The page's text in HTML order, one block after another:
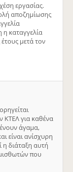
εργασίας.
αποζημίωσης
καταγγελία
μετά τον
ΚΤΕΛ για καθένα
άγαμα,
είναι ανίσχυρη
η διάταξη αυτή
που